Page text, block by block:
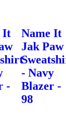
It
-
Name It
Jak Paw
- Navy
Blazer -
98